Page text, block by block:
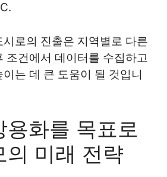
로의 진출은 지역별로 다른
조건에서 데이터를 수집하고
는 데 큰 도움이 될 것입니
용화를 목표로
의 미래 전략